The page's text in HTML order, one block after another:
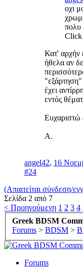
οχι
πολυ
Click
Κατ' αρχήν
ήθελα αν
"εξάρτηση"
έχει
εντός
Ευχαριστώ
Α.
angel42, 16
#24
(Απαιτείται σύνδεση/
Σελίδα 2 από 7
< Προηγούμενη 1 2 3 4
Greek BDSM
Forums > BDSM >
Forums